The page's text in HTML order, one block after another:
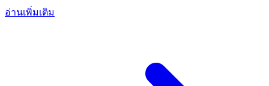
อ่านเพิ่มเติม